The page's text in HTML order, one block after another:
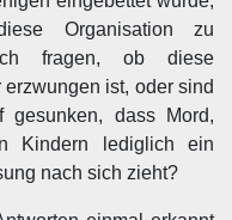
Organisation zu
fragen, ob diese
ist, oder sind
dass Mord,
Kindern lediglich ein
nach sich zieht?